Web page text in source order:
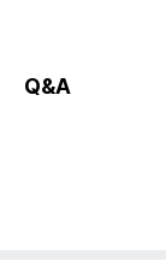
Q&A